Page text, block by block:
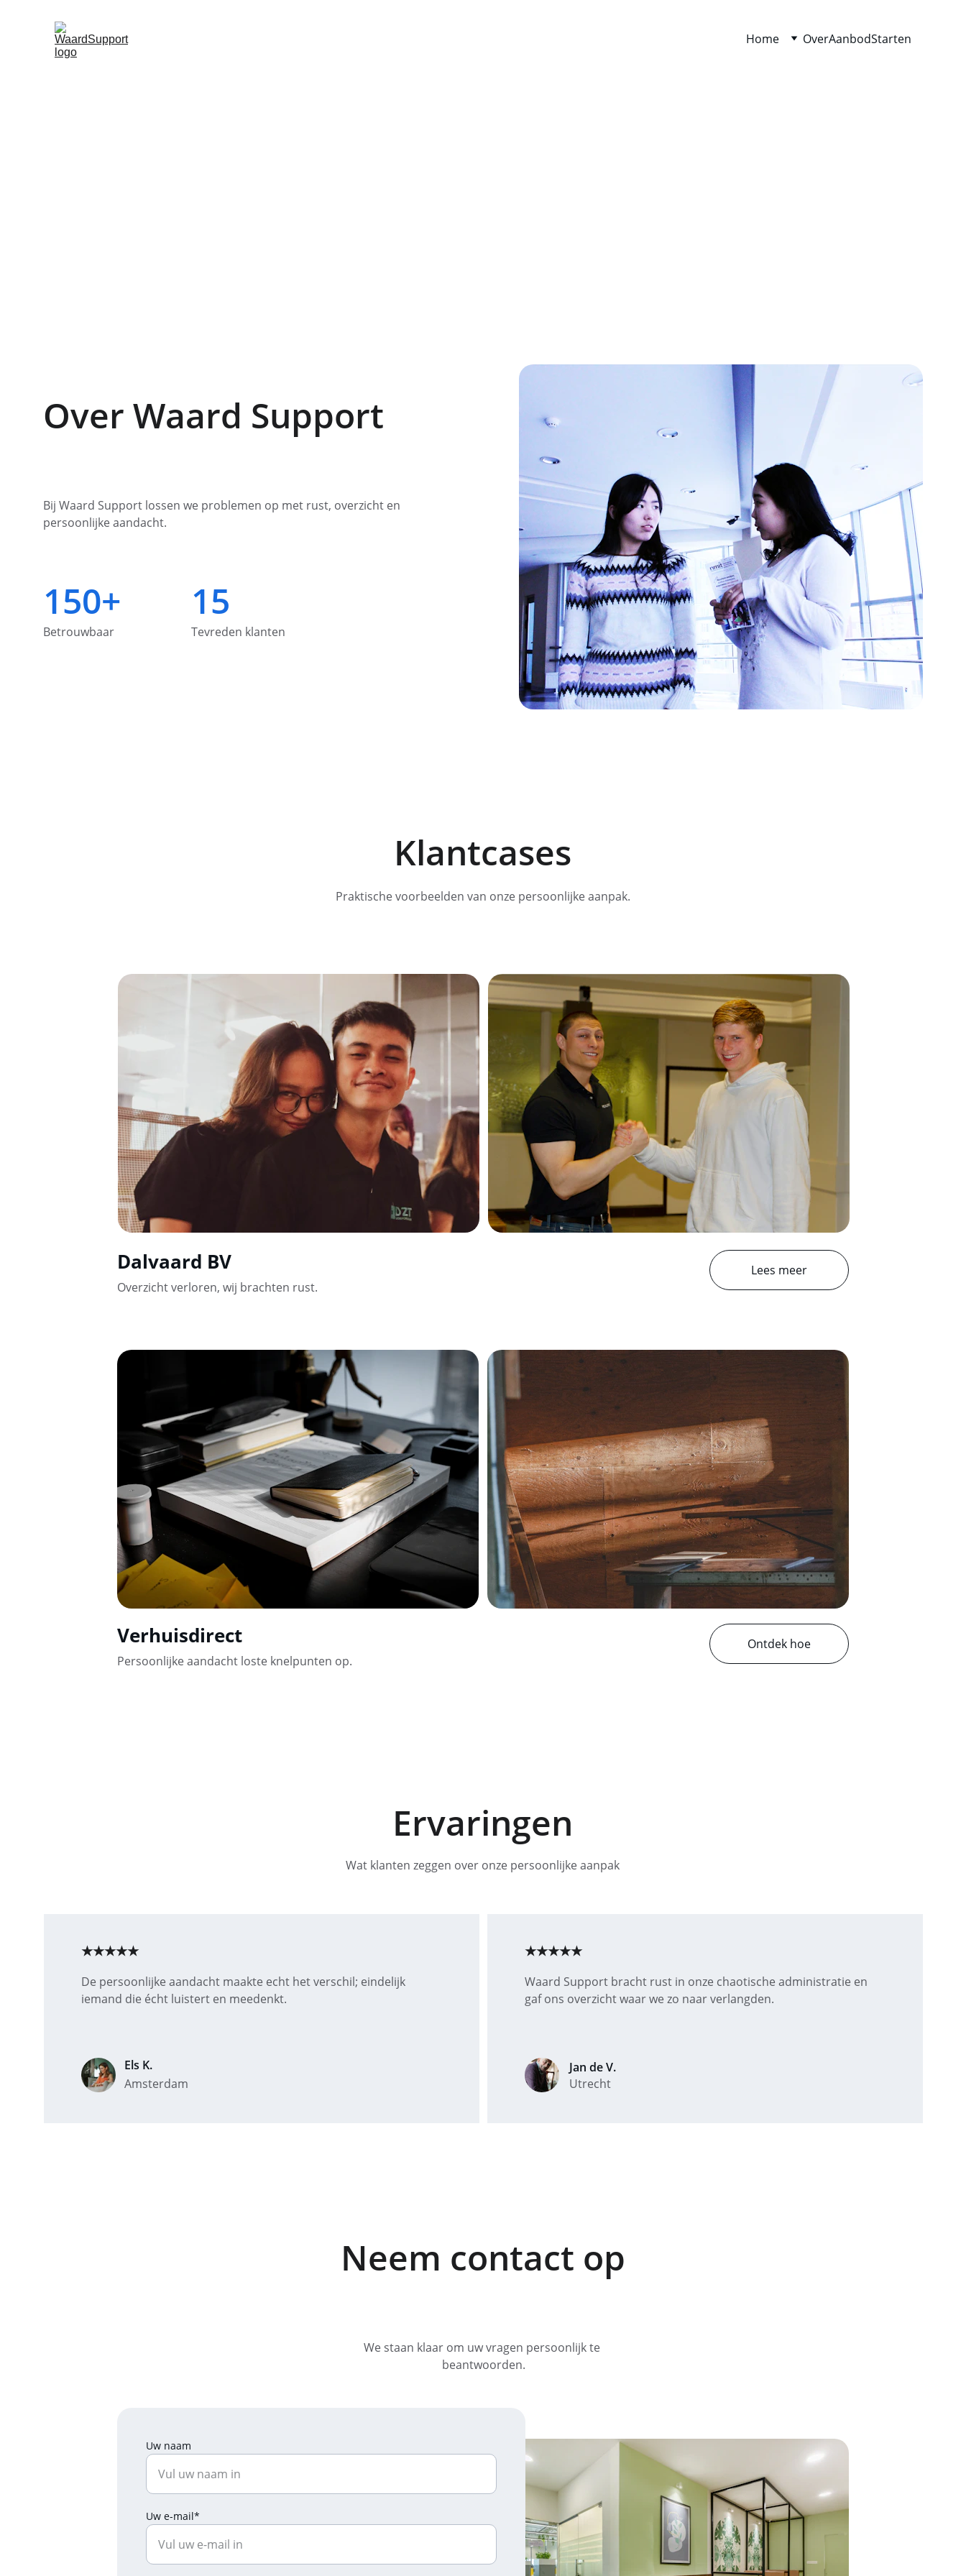
Home OverAanbodStarten
Over Waard Support
Bij Waard Support lossen we problemen op met rust, overzicht en
persoonlijke aandacht.
150+ 15
Tevreden klanten
Betrouwbaar
Klantcases
Praktische voorbeelden van onze persoonlijke aanpak.
Dalvaard BV
Overzicht verloren, wij brachten rust.
Lees meer
Verhuisdirect
Persoonlijke aandacht loste knelpunten op.
Ontdek hoe
Ervaringen
Wat klanten zeggen over onze persoonlijke aanpak
Waard Support bracht rust in onze chaotische administratie en
gaf ons overzicht waar we zo naar verlangden.
Jan de V.
Utrecht
De persoonlijke aandacht maakte echt het verschil; eindelijk
iemand die écht luistert en meedenkt.
Els K.
Amsterdam
★★★★★
★★★★★
Neem contact op
Uw naam
Uw e-mail*
We staan klaar om uw vragen persoonlijk te
beantwoorden.